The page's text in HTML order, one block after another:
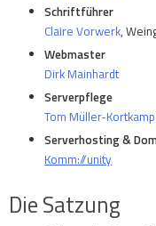
Schriftführer
Claire Vorwerk,
Webmaster
Dirk Mainhardt
Serverpflege
Tom Müller-Kortkamp
Serverhosting &
Komm://unity
Die Satzung